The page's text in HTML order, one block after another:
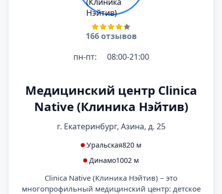
166 отзывов
пн-пт:
08:00-21:00
Медицинский центр Clinica
Native (Клиника Нэйтив)
г. Екатеринбург, Азина, д. 25
Уральская820 м
Динамо1002 м
Clinica Native (Клиника Нэйтив) – это
многопрофильный медицинский центр: детское